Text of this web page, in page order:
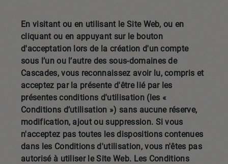
En visitant ou en utilisant le Site Web, ou en
cliquant ou en appuyant sur le bouton
d'acceptation lors de la création d'un compte
sous l’un ou l’autre des sous-domaines de
Cascades, vous reconnaissez avoir lu, compris et
acceptez par la présente d'être lié par les
présentes conditions d'utilisation (les «
Conditions d’utilisation ») sans aucune réserve,
modification, ajout ou suppression. Si vous
n'acceptez pas toutes les dispositions contenues
dans les Conditions d'utilisation, vous n'êtes pas
autorisé à utiliser le Site Web. Les Conditions